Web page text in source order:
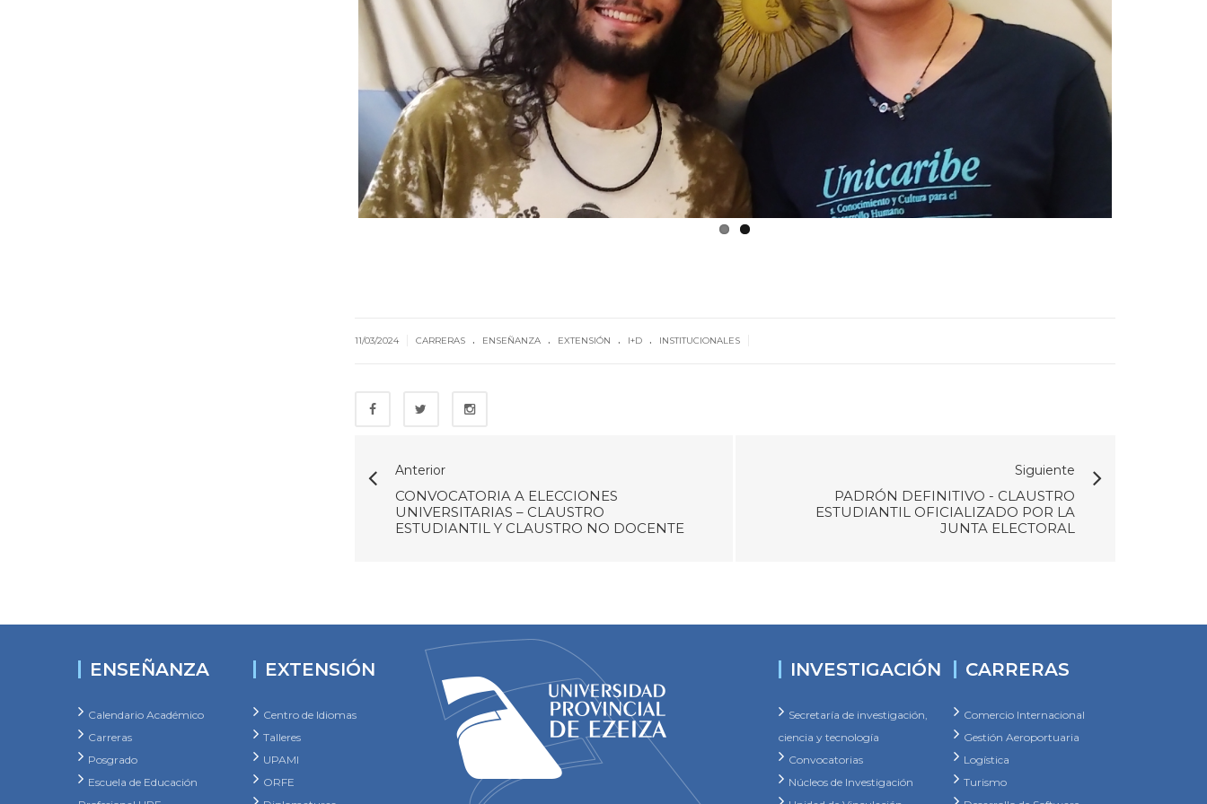
11/03/2024 CARRERAS . ENSEÑANZA . EXTENSIÓN . I+D . INSTITUCIONALES
Anterior
CONVOCATORIA A ELECCIONES
UNIVERSITARIAS – CLAUSTRO
ESTUDIANTIL Y CLAUSTRO NO DOCENTE
Siguiente
PADRÓN DEFINITIVO - CLAUSTRO
ESTUDIANTIL OFICIALIZADO POR LA
JUNTA ELECTORAL
ENSEÑANZA
Calendario Académico
Carreras
Posgrado
Escuela de Educación
EXTENSIÓN
Centro de Idiomas
Talleres
UPAMI
ORFE
INVESTIGACIÓN
Secretaría de investigación,
ciencia y tecnología
Convocatorias
Núcleos de Investigación
CARRERAS
Comercio Internacional
Gestión Aeroportuaria
Logística
Turismo